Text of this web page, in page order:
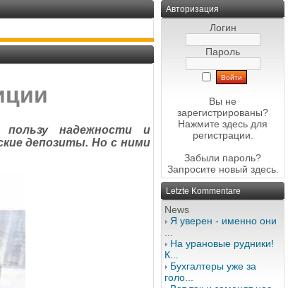
надежности и
депозиты. Но с ними
Авторизация
Логин
Пароль
Вы не
зарегистрированы?
Нажмите здесь для
регистрации.
Забыли пароль?
Запросите новый здесь.
Letzte Kommentare
News
Я уверен - именно они
На урановые рудники!
К...
Бухгалтеры уже за
голо...